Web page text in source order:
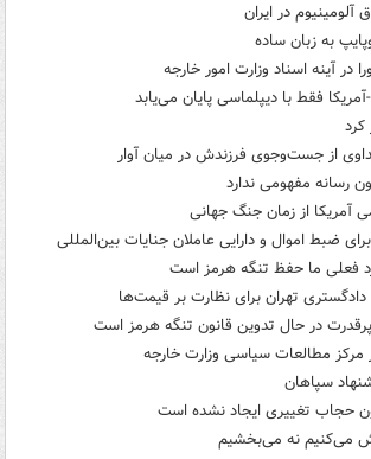
آلومینیوم در ایران
به زبان ساده
آینه اسناد وزارت امور خارجه
آمریکا فقط با دیپلماسی پایان می‌یابد
کرد
از جست‌وجوی فرزندش در میان آوار
رسانه مفهومی ندارد
آمریکا از زمان جنگ جهانی
ضبط اموال و دارایی عاملان جنایات بین‌المللی
فعلی ما حفظ تنگه هرمز است
تهران برای نظارت بر قیمت‌ها
در حال تدوین قانون تنگه هرمز است
مرکز مطالعات سیاسی وزارت خارجه
سپاهان
حجاب تغییری ایجاد نشده است
می‌کنیم نه می‌بخشیم